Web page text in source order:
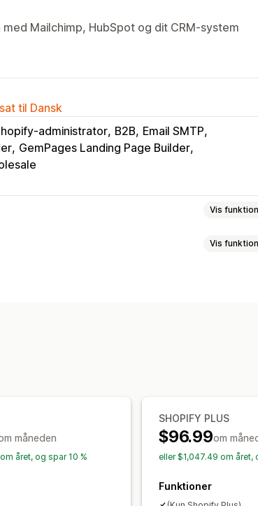
Mailchimp, HubSpot og dit CRM-system
til Dansk
administrator B2B Email SMTP
GemPages Landing Page Builder
Vis
Vis
måneden
året, og spar 10 %
SHOPIFY PLUS
$96.99om
eller $1,047.49 om året,
Funktioner